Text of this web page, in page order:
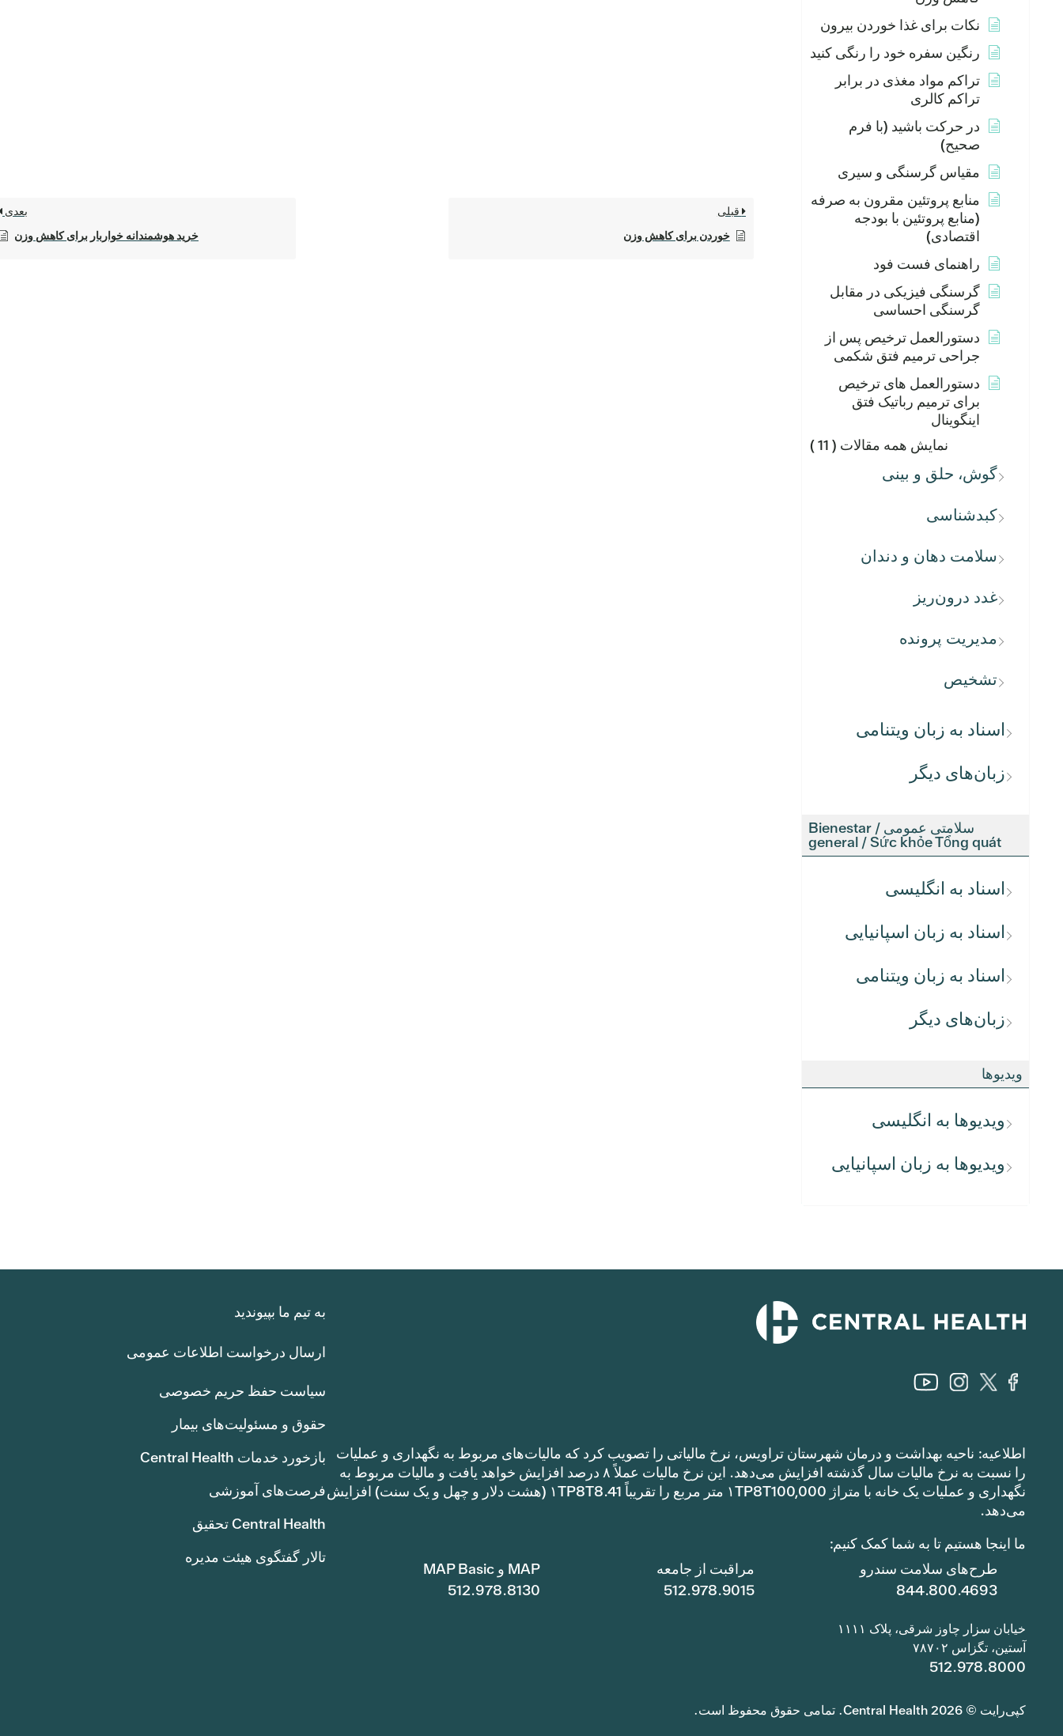
نکات برای غذا خوردن بیرون
رنگین سفره خود را رنگی کنید
تراکم مواد مغذی در برابر
تراکم کالری
در حرکت باشید (با فرم
صحیح)
مقیاس گرسنگی و سیری
منابع پروتئین مقرون به صرفه
(منابع پروتئین با بودجه
اقتصادی)
راهنمای فست فود
گرسنگی فیزیکی در مقابل
گرسنگی احساسی
دستورالعمل ترخیص پس از
جراحی ترمیم فتق شکمی
دستورالعمل های ترخیص
برای ترمیم رباتیک فتق
اینگوینال
نمایش همه مقالات ( 11 )
گوش، حلق و بینی
کبدشناسی
سلامت دهان و دندان
غدد درون‌ریز
مدیریت پرونده
تشخیص
اسناد به زبان ویتنامی
زبان‌های دیگر
سلامتی عمومی / Bienestar
general / Sức khỏe Tổng quát
اسناد به انگلیسی
اسناد به زبان اسپانیایی
اسناد به زبان ویتنامی
زبان‌های دیگر
ویدیوها
ویدیوها به انگلیسی
ویدیوها به زبان اسپانیایی
قبلی
خوردن برای کاهش وزن
بعدی
خرید هوشمندانه خواربار برای کاهش وزن
اطلاعیه: ناحیه بهداشت و درمان شهرستان تراویس، نرخ مالیاتی را تصویب کرد که مالیات‌های مربوط به نگهداری و عملیات
را نسبت به نرخ مالیات سال گذشته افزایش می‌دهد. این نرخ مالیات عملاً ۸ درصد افزایش خواهد یافت و مالیات مربوط به
نگهداری و عملیات یک خانه با متراژ ۱TP8T100,000 متر مربع را تقریباً ۱TP8T8.41 (هشت دلار و چهل و یک سنت) افزایش
می‌دهد.
ما اینجا هستیم تا به شما کمک کنیم:
MAP و MAP Basic
512.978.8130
مراقبت از جامعه
512.978.9015
طرح‌های سلامت سندرو
844.800.4693
خیابان سزار چاوز شرقی، پلاک ۱۱۱۱
آستین، تگزاس ۷۸۷۰۲
512.978.8000
کپی‌رایت © 2026 Central Health. تمامی حقوق محفوظ است.
به تیم ما بپیوندید
ارسال درخواست اطلاعات عمومی
سیاست حفظ حریم خصوصی
حقوق و مسئولیت‌های بیمار
بازخورد خدمات Central Health
فرصت‌های آموزشی
Central Health تحقیق
تالار گفتگوی هیئت مدیره